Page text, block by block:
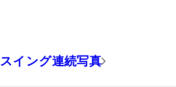
スイング連続写真